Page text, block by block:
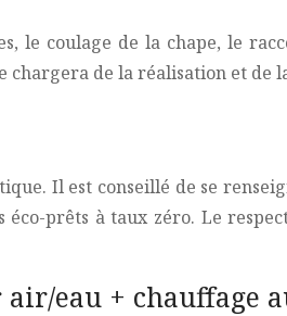
le coulage de la chape, le
de la réalisation et de
Il est conseillé de se
prêts à taux zéro. Le
eau + chauffage